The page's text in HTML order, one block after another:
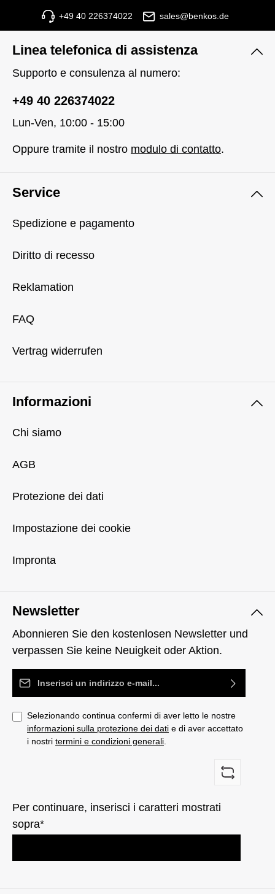
+49 40 226374022 sales@benkos.de
Newsletter
Abonnieren Sie den kostenlosen Newsletter und
verpassen Sie keine Neuigkeit oder Aktion.
Indirizzo e-mail*
Selezionando continua confermi di aver letto le nostre
informazioni sulla protezione dei dati e di aver accettato
i nostri termini e condizioni generali
Per continuare, inserisci i caratteri mostrati
sopra*
Linea telefonica di assistenza
Supporto e consulenza al numero:
+49 40 226374022
Lun-Ven, 10:00 - 15:00
Oppure tramite il nostro modulo di contatto.
Service
Spedizione e pagamento
Diritto di recesso
Reklamation
FAQ
Vertrag widerrufen
Informazioni
Chi siamo
AGB
Protezione dei dati
Impostazione dei cookie
Impronta